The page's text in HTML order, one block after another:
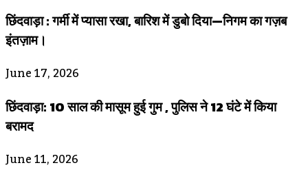
छिंदवाड़ा : गर्मी में प्यासा रखा, बारिश में डुबो दिया—निगम का गज़ब
इंतज़ाम।
June 17, 2026
छिंदवाड़ा: 10 साल की मासूम हुई गुम , पुलिस ने 12 घंटे में किया
बरामद
June 11, 2026